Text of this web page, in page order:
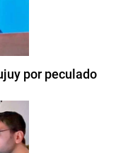
por peculado